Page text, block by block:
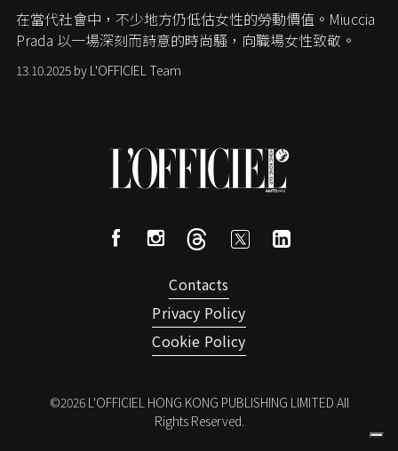
在當代社會中，不少地方仍低估女性的勞動價值。 Miuccia
Prada 以一場深刻而詩意的時尚騷，向職場女性致敬。
13.10.2025 by L'OFFICIEL Team
Contacts
Privacy Policy
Cookie Policy
©2026L'OFFICIEL HONG KONG PUBLISHING LIMITED All
Rights Reserved.